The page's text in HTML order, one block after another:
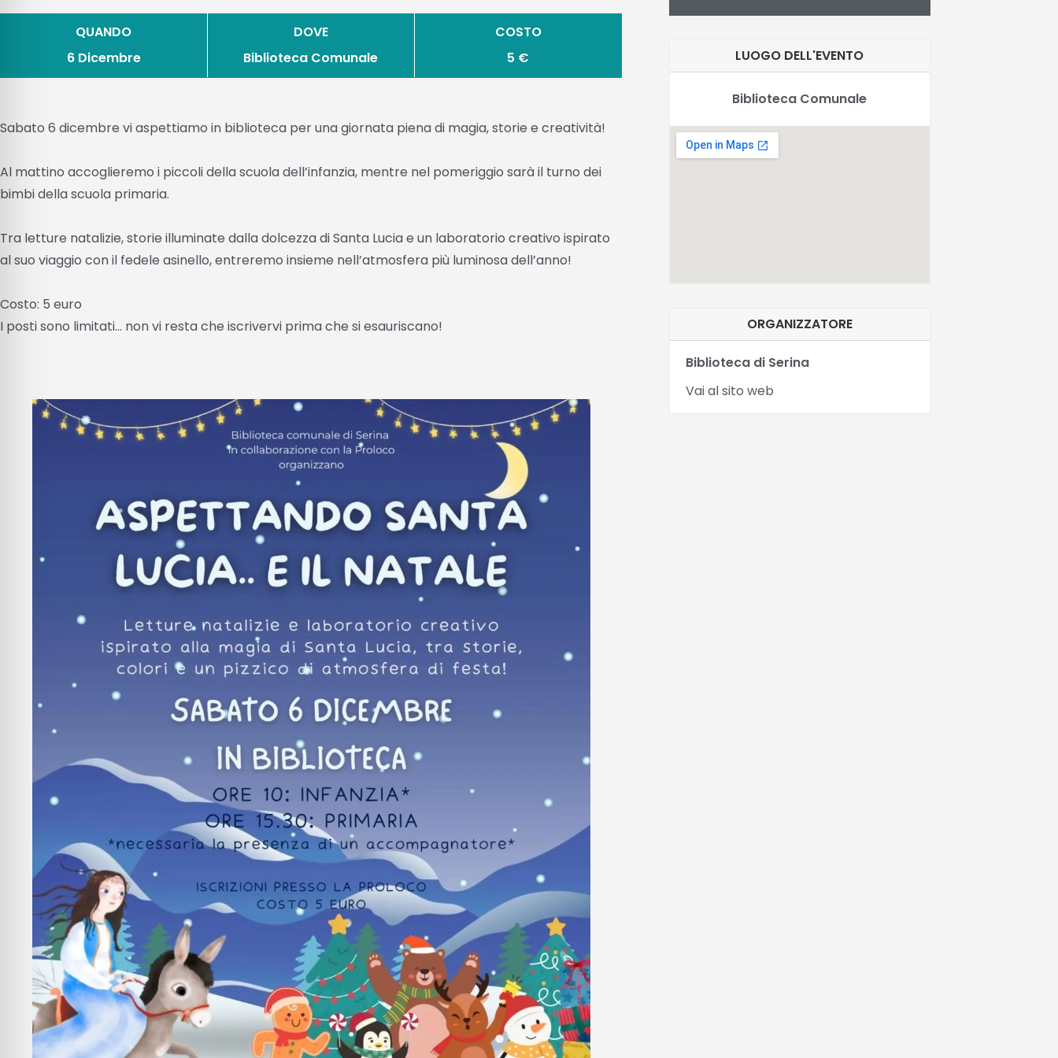
QUANDO
6 Dicembre
DOVE
Biblioteca Comunale
COSTO
5 €
Sabato 6 dicembre vi aspettiamo in biblioteca per una giornata piena di magia, storie e creatività!
Al mattino accoglieremo i piccoli della scuola dell’infanzia, mentre nel pomeriggio sarà il turno dei
bimbi della scuola primaria.
Tra letture natalizie, storie illuminate dalla dolcezza di Santa Lucia e un laboratorio creativo ispirato
al suo viaggio con il fedele asinello, entreremo insieme nell’atmosfera più luminosa dell’anno!
Costo: 5 euro
I posti sono limitati… non vi resta che iscrivervi prima che si esauriscano!
LUOGO DELL'EVENTO
Biblioteca Comunale
ORGANIZZATORE
Biblioteca di Serina
Vai al sito web